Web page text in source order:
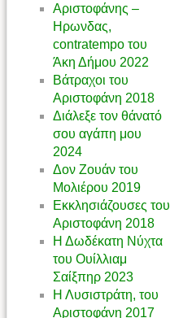
Αριστοφάνης –
Ηρωνδας,
contratempo του
Άκη Δήμου 2022
Βάτραχοι του
Αριστοφάνη 2018
Διάλεξε τον θάνατό
σου αγάπη μου
2024
Δον Ζουάν του
Μολιέρου 2019
Εκκλησιάζουσες του
Αριστοφάνη 2018
Η Δωδέκατη Νύχτα
του Ουίλλιαμ
Σαίξπηρ 2023
Η Λυσιστράτη, του
Αριστοφάνη 2017